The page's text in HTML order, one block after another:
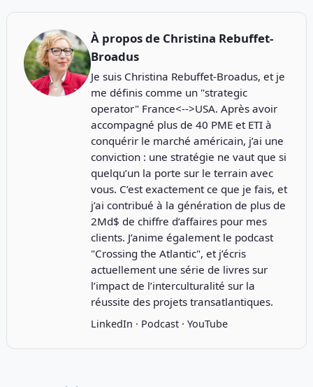
À propos de Christina Rebuffet-
Broadus
Je suis Christina Rebuffet-Broadus, et je
me définis comme un "strategic
operator" France<-->USA. Après avoir
accompagné plus de 40 PME et ETI à
conquérir le marché américain, j’ai une
conviction : une stratégie ne vaut que si
quelqu’un la porte sur le terrain avec
vous. C’est exactement ce que je fais, et
j’ai contribué à la génération de plus de
2Md$ de chiffre d’affaires pour mes
clients. J’anime également le podcast
"Crossing the Atlantic", et j’écris
actuellement une série de livres sur
l’impact de l’interculturalité sur la
réussite des projets transatlantiques.
LinkedIn · Podcast· YouTube